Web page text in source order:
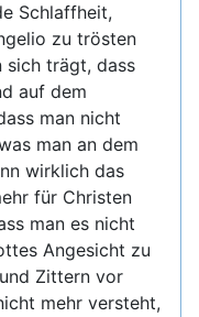
Schlaffheit,
zu trösten
sich trägt, dass
auf dem
man nicht
man an dem
wirklich das
für Christen
man es nicht
Angesicht zu
Zittern vor
mehr versteht,